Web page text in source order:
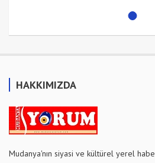
HAKKIMIZDA
Mudanya'nın siyasi ve kültürel yerel